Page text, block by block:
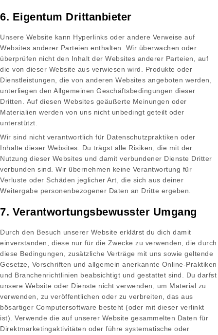
6. Eigentum Drittanbieter
Unsere Website kann Hyperlinks oder andere Verweise auf
Websites anderer Parteien enthalten. Wir überwachen oder
überprüfen nicht den Inhalt der Websites anderer Parteien, auf
die von dieser Website aus verwiesen wird. Produkte oder
Dienstleistungen, die von anderen Websites angeboten werden,
unterliegen den Allgemeinen Geschäftsbedingungen dieser
Dritten. Auf diesen Websites geäußerte Meinungen oder
Materialien werden von uns nicht unbedingt geteilt oder
unterstützt.
Wir sind nicht verantwortlich für Datenschutzpraktiken oder
Inhalte dieser Websites. Du trägst alle Risiken, die mit der
Nutzung dieser Websites und damit verbundener Dienste Dritter
verbunden sind. Wir übernehmen keine Verantwortung für
Verluste oder Schäden jeglicher Art, die sich aus deiner
Weitergabe personenbezogener Daten an Dritte ergeben.
7. Verantwortungsbewusster Umgang
Durch den Besuch unserer Website erklärst du dich damit
einverstanden, diese nur für die Zwecke zu verwenden, die durch
diese Bedingungen, zusätzliche Verträge mit uns sowie geltende
Gesetze, Vorschriften und allgemein anerkannte Online-Praktiken
und Branchenrichtlinien beabsichtigt und gestattet sind. Du darfst
unsere Website oder Dienste nicht verwenden, um Material zu
verwenden, zu veröffentlichen oder zu verbreiten, das aus
bösartiger Computersoftware besteht (oder mit dieser verlinkt
ist). Verwende die auf unserer Website gesammelten Daten für
Direktmarketingaktivitäten oder führe systematische oder